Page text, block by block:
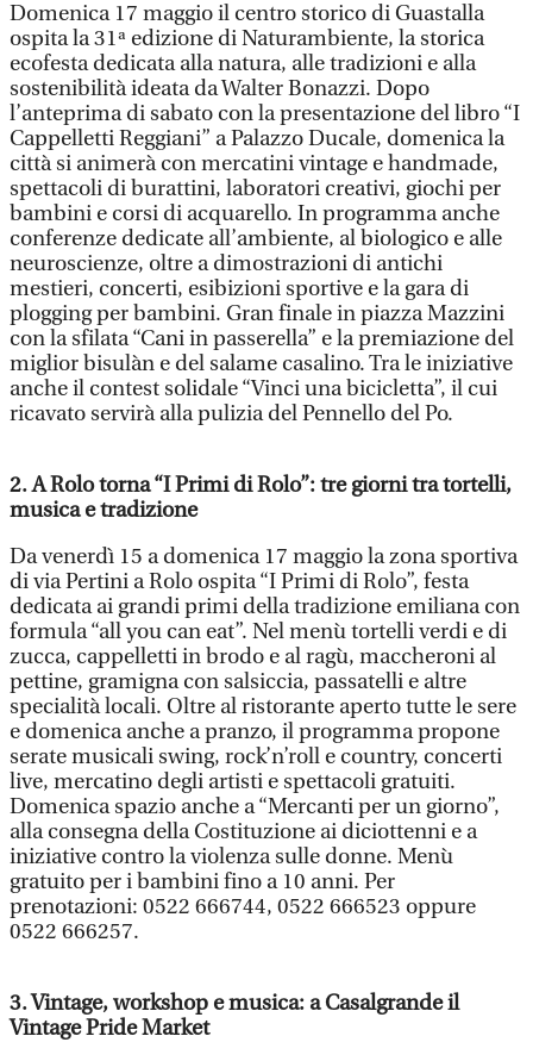
Domenica 17 maggio il centro storico di Guastalla
ospita la 31ª edizione di Naturambiente, la storica
ecofesta dedicata alla natura, alle tradizioni e alla
sostenibilità ideata da Walter Bonazzi. Dopo
l’anteprima di sabato con la presentazione del libro “I
Cappelletti Reggiani” a Palazzo Ducale, domenica la
città si animerà con mercatini vintage e handmade,
spettacoli di burattini, laboratori creativi, giochi per
bambini e corsi di acquarello. In programma anche
conferenze dedicate all’ambiente, al biologico e alle
neuroscienze, oltre a dimostrazioni di antichi
mestieri, concerti, esibizioni sportive e la gara di
plogging per bambini. Gran finale in piazza Mazzini
con la sfilata “Cani in passerella” e la premiazione del
miglior bisulàn e del salame casalino. Tra le iniziative
anche il contest solidale “Vinci una bicicletta”, il cui
ricavato servirà alla pulizia del Pennello del Po.
2. A Rolo torna “I Primi di Rolo”: tre giorni tra tortelli,
musica e tradizione
Da venerdì 15 a domenica 17 maggio la zona sportiva
di via Pertini a Rolo ospita “I Primi di Rolo”, festa
dedicata ai grandi primi della tradizione emiliana con
formula “all you can eat”. Nel menù tortelli verdi e di
zucca, cappelletti in brodo e al ragù, maccheroni al
pettine, gramigna con salsiccia, passatelli e altre
specialità locali. Oltre al ristorante aperto tutte le sere
e domenica anche a pranzo, il programma propone
serate musicali swing, rock’n’roll e country, concerti
live, mercatino degli artisti e spettacoli gratuiti.
Domenica spazio anche a “Mercanti per un giorno”,
alla consegna della Costituzione ai diciottenni e a
iniziative contro la violenza sulle donne. Menù
gratuito per i bambini fino a 10 anni. Per
prenotazioni: 0522 666744, 0522 666523 oppure
0522 666257.
3. Vintage, workshop e musica: a Casalgrande il
Vintage Pride Market